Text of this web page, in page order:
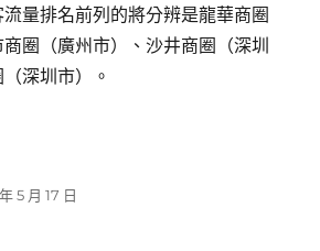
量排名前列的將分辨是龍華商圈
商圈（廣州市）、沙井商圈（深圳
深圳市）。
5 月 17 日